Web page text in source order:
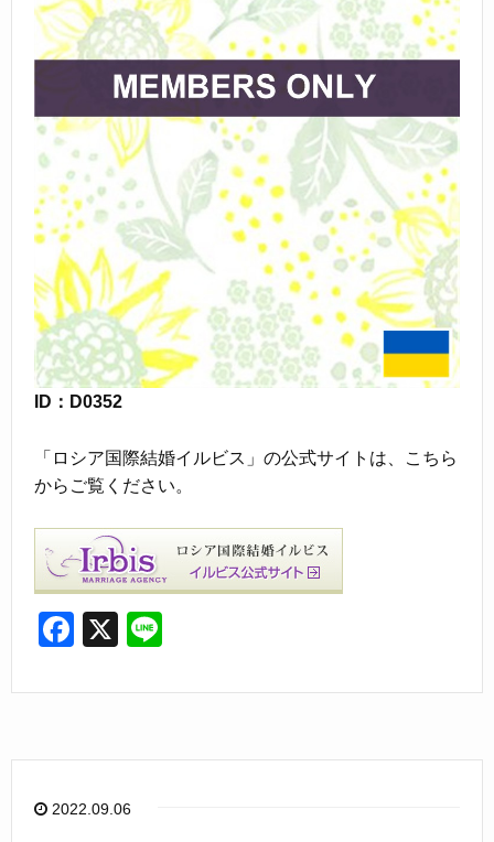
ID：D0352
「ロシア国際結婚イルビス」の公式サイトは、こちら
からご覧ください。
F
c
b
o
X
e
2022.09.06